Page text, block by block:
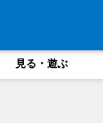
見る・遊ぶ